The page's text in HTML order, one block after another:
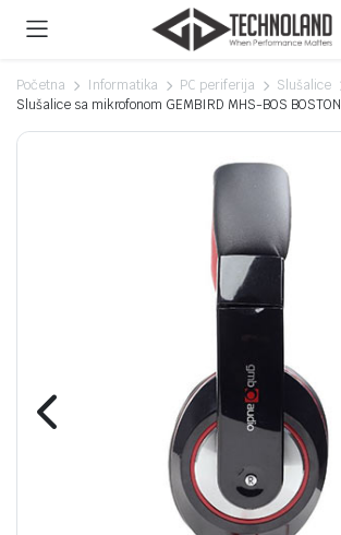
Početna Informatika PC periferija
Slušalice
Slušalice sa mikrofonom GEMBIRD MHS-BOS BOSTON